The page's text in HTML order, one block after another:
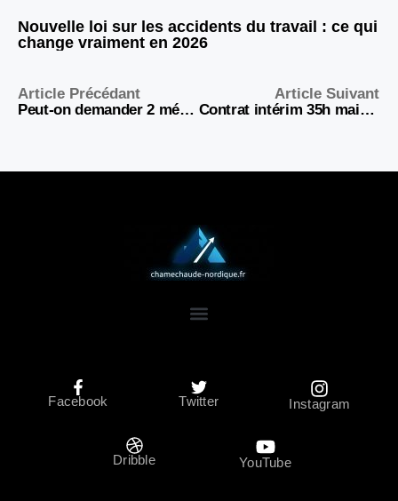
Nouvelle loi sur les accidents du travail : ce qui
change vraiment en 2026
Article Précédant
Peut-on demander 2 médailles du travail en même temps ? Guide 2026
Article Suivant
Contrat intérim 35h mais travaille moins : vos droits et solutions
Facebook Twitter Instagram
Dribble YouTube